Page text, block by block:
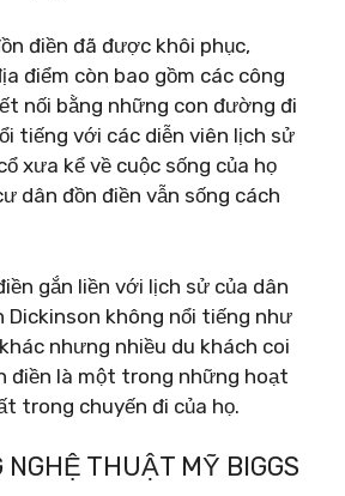
điền đã được khôi phục,
điểm còn bao gồm các công
nối bằng những con đường đi
tiếng với các diễn viên lịch sử
xưa kể về cuộc sống của họ
dân đồn điền vẫn sống cách
gắn liền với lịch sử của dân
Dickinson không nổi tiếng như
nhưng nhiều du khách coi
điền là một trong những hoạt
trong chuyến đi của họ.
NGHỆ THUẬT MỸ BIGGS